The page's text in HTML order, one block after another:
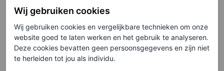
kleurstellingen of nooit verkochte samples die ze
waarschijnlijk thuis heeft rondslingeren. Of wat dacht je
van de moeilijk verkrijgbareMargaux-tassen! En de
perfect gesneden blouses! Het is de droom van elke
Wij gebruiken cookies
Wij gebruiken cookies en vergelijkbare technieken om onze
website goed te laten werken en het gebruik te analyseren.
Deze cookies bevatten geen persoonsgegevens en zijn niet
te herleiden tot jou als individu.